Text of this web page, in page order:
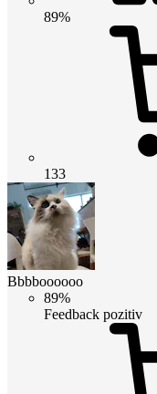
89%
133
Bbbboooooo
89%
Feedback pozitiv